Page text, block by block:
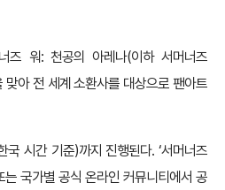
즈 워: 천공의 아레나(이하 서머너즈
맞아 전 세계 소환사를 대상으로 팬아트
시간 기준)까지 진행된다. ‘서머너즈
는 국가별 공식 온라인 커뮤니티에서 공